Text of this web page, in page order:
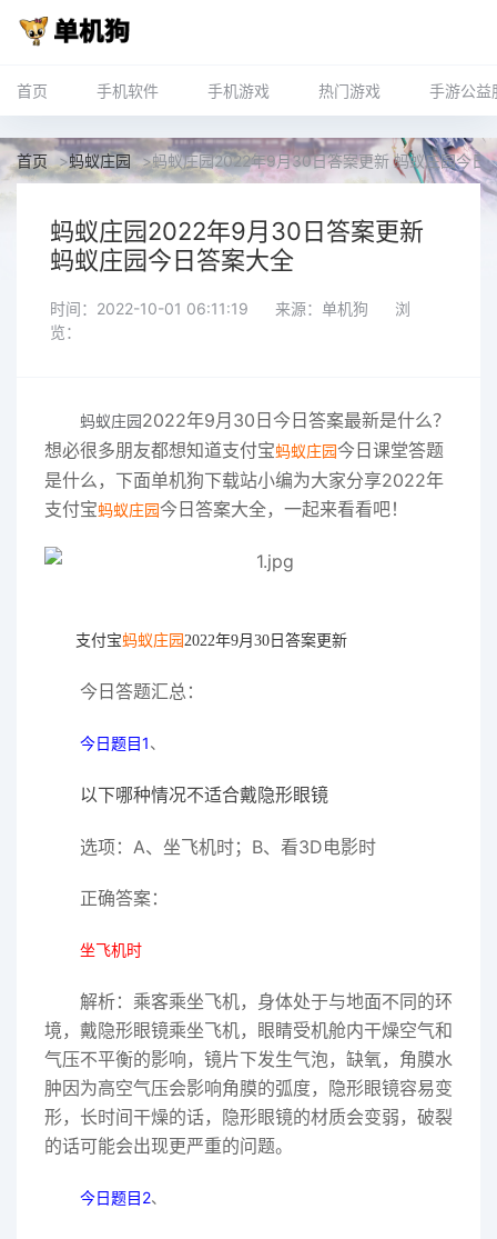
首页 手机软件 手机游戏 热门游戏 手游公益
首页 >蚂蚁庄园 >蚂蚁庄园2022年9月30日答案更新 蚂蚁庄园今日
蚂蚁庄园2022年9月30日答案更新
蚂蚁庄园今日答案大全
时间：2022-10-01 06:11:19 来源：单机狗
浏
览：
蚂蚁庄园2022年9月30日 今日 答案最新是什么？
想必很多朋友都想知道支付宝蚂蚁庄园今日课堂答题
是什么，下面单机狗下载站小编为大家分享2022年
支付宝蚂蚁庄园今日答案大全，一起来看看吧！
支付宝蚂蚁庄园2022年9月30日答案更新
今日答题汇总：
今日题目1、
以下哪种情况不适合戴隐形眼镜
选项：A、坐飞机时；B、看3D电影时
正确答案：
坐飞机时
解析：乘客乘坐飞机，身体处于与地面不同的环
境，戴隐形眼镜乘坐飞机，眼睛受机舱内干燥空气和
气压不平衡的影响，镜片下发生气泡，缺氧，角膜水
肿因为高空气压会影响角膜的弧度，隐形眼镜容易变
形，长时间干燥的话，隐形眼镜的材质会变弱，破裂
的话可能会出现更严重的问题。
今日题目2、